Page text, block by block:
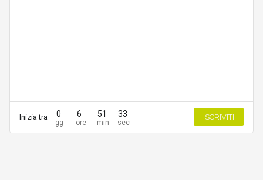
Inizia tra 0 6 51 33 ISCRIVITI